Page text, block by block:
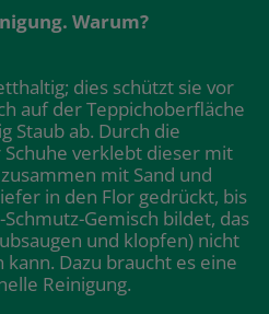
Warum?
dies schützt sie vor
auf der Teppichoberfläche
Staub ab. Durch die
verklebt dieser mit
mit Sand und
in den Flor gedrückt, bis
Gemisch bildet, das
und klopfen) nicht
Dazu braucht es eine
Reinigung.